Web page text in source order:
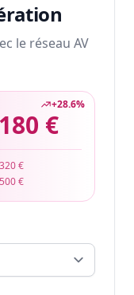
le réseau AV
+28.6%
€
€
€